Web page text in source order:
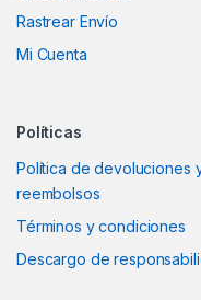
Rastrear Envío
Mi Cuenta
Políticas
Política de devoluciones
reembolsos
Términos y condiciones
Descargo de